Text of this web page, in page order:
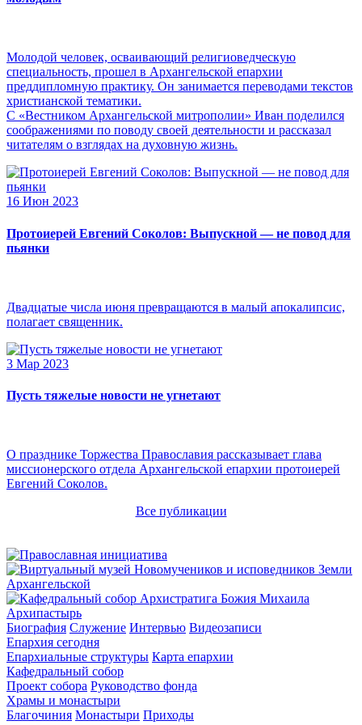
Молодой человек, осваивающий религиоведческую
специальность, прошел в Архангельской епархии
преддипломную практику. Он занимается переводами текстов
христианской тематики.
С «Вестником Архангельской митрополии» Иван поделился
соображениями по поводу своей деятельности и рассказал
читателям о взглядах на духовную жизнь.
16 Июн 2023
Протоиерей Евгений Соколов: Выпускной — не повод для
пьянки
Двадцатые числа июня превращаются в малый апокалипсис,
полагает священник.
3 Мар 2023
Пусть тяжелые новости не угнетают
О празднике Торжества Православия рассказывает глава
миссионерского отдела Архангельской епархии протоиерей
Евгений Соколов.
Все публикации
Архипастырь
Биография Служение Интервью Видеозаписи
Епархия сегодня
Епархиальные структуры Карта епархии
Кафедральный собор
Проект собора Руководство фонда
Храмы и монастыри
Благочиния Монастыри Приходы